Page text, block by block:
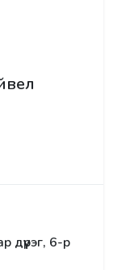
дүүрэг, 6-р